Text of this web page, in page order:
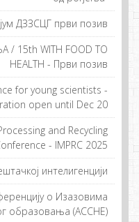
ДЗЗСЦГ први позив
/ 15th WITH FOOD TO
HEALTH - Први пoзив
for young scientists -
open until Dec 20
and Recycling
- IMPRC 2025
интелигенцији
о Изазовима
образовања (ACCHE)